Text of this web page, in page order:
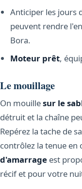
Anticiper les jours
peuvent rendre
Bora.
Moteur prêt,
Le mouillage
On mouillesur le
détruit et la chaîne
Repérez la tache de
contrôlez la tenue en
d'amarrage est
récif et pour votre